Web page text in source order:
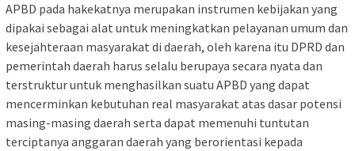
APBD pada hakekatnya merupakan instrumen kebijakan yang
dipakai sebagai alat untuk meningkatkan pelayanan umum dan
kesejahteraan masyarakat di daerah, oleh karena itu DPRD dan
pemerintah daerah harus selalu berupaya secara nyata dan
terstruktur untuk menghasilkan suatu APBD yang dapat
mencerminkan kebutuhan real masyarakat atas dasar potensi
masing-masing daerah serta dapat memenuhi tuntutan
terciptanya anggaran daerah yang berorientasi kepada